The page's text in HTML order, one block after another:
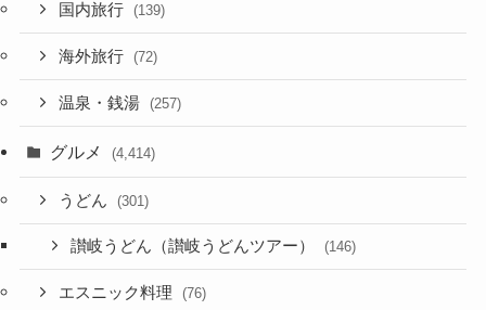
国内旅行 (139)
海外旅行 (72)
温泉・銭湯 (257)
グルメ (4,414)
うどん (301)
讃岐うどん（讃岐うどんツアー） (146)
エスニック料理 (76)